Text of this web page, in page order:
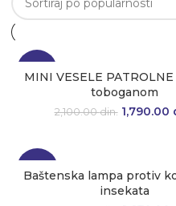
-15%
MINI VESELE PATROLNE
toboganom
2,100.00din. 1,790.00
-33%
Baštenska lampa protiv
insekata